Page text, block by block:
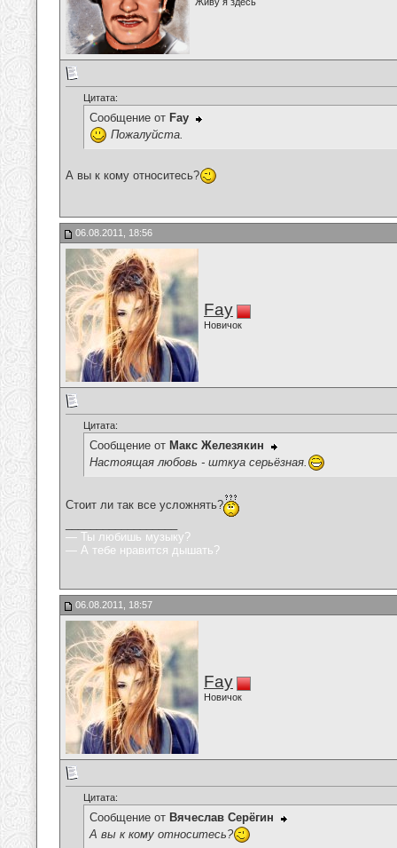
Цитата:
Сообщение от Fay
Пожалуйста.
А вы к кому относитесь?
06.08.2011, 18:56
Fay
Новичок
Цитата:
Сообщение от Макс Железякин
Настоящая любовь - шткуа серьёзная.
Стоит ли так все усложнять?
— Ты любишь музыку?
— А тебе нравится дышать?
06.08.2011, 18:57
Fay
Новичок
Цитата:
Сообщение от Вячеслав Серёгин
А вы к кому относитесь?